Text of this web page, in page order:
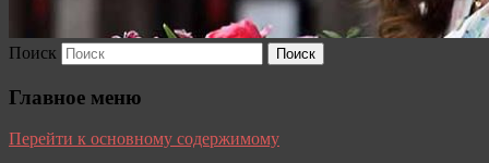
Поиск
Главное меню
Перейти к основному содержимому